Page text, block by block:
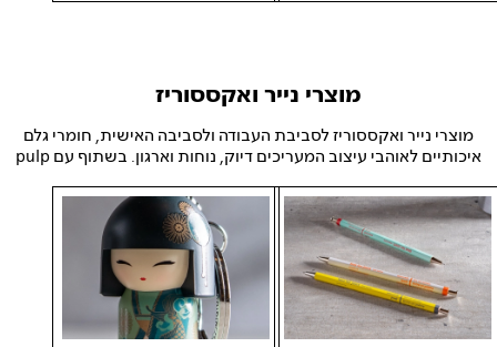
מוצרי נייר ואקססוריז
מוצרי נייר ואקססוריז לסביבת העבודה ולסביבה האישית, חומרי גלם
איכותיים לאוהבי עיצוב המעריכים דיוק, נוחות וארגון. בשתוף עם pulp